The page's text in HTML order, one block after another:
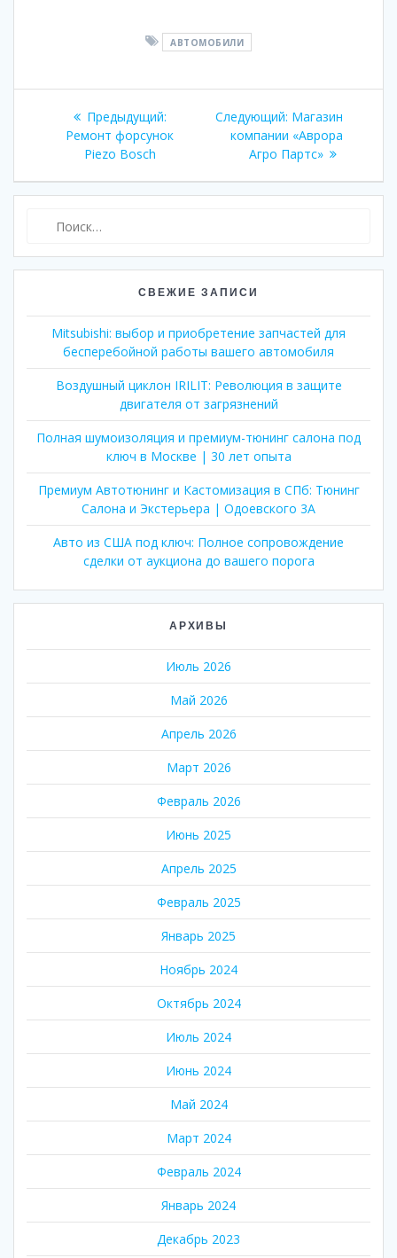
АВТОМОБИЛИ
Навигация
записям
Предыдущий: Предыдущая
запись:
Ремонт форсунок
Piezo Bosch
Следующий: Следующая
запись:
Магазин
компании «Аврора
Агро Партс»
СВЕЖИЕ ЗАПИСИ
Mitsubishi: выбор и приобретение запчастей для
бесперебойной работы вашего автомобиля
Воздушный циклон IRILIT: Революция в защите
двигателя от загрязнений
Полная шумоизоляция и премиум-тюнинг салона под
ключ в Москве | 30 лет опыта
Премиум Автотюнинг и Кастомизация в СПб: Тюнинг
Салона и Экстерьера | Одоевского 3А
Авто из США под ключ: Полное сопровождение
сделки от аукциона до вашего порога
АРХИВЫ
Июль 2026
Май 2026
Апрель 2026
Март 2026
Февраль 2026
Июнь 2025
Апрель 2025
Февраль 2025
Январь 2025
Ноябрь 2024
Октябрь 2024
Июль 2024
Июнь 2024
Май 2024
Март 2024
Февраль 2024
Январь 2024
Декабрь 2023